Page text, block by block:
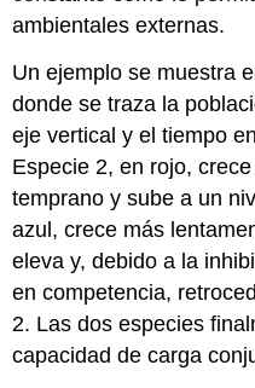
ambientales externas.
Un ejemplo se muestra
donde se traza la
eje vertical y el tiempo
Especie 2, en rojo,
temprano y sube a un
azul, crece más
eleva y, debido a la
en competencia,
2. Las dos especies
capacidad de carga